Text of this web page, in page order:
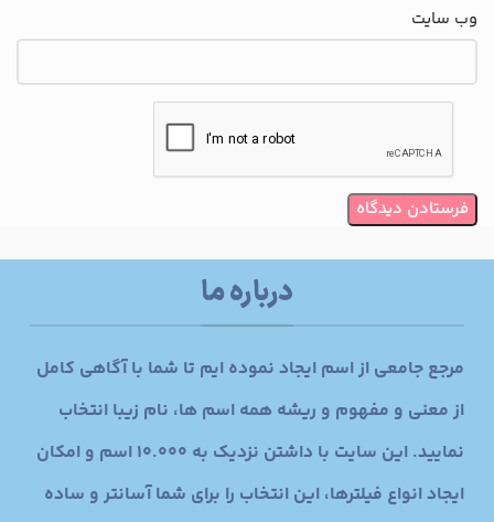
وب‌ سایت
درباره ما
مرجع جامعی از اسم ایجاد نموده ایم تا شما با آگاهی کامل
از معنی و مفهوم و ریشه همه اسم ها، نام زیبا انتخاب
نمایید. این سایت با داشتن نزدیک به 10.000 اسم و امکان
ایجاد انواع فیلترها، این انتخاب را برای شما آسانتر و ساده